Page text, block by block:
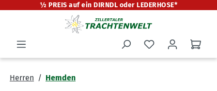
springen
½ PREIS auf ein DIRNDL oder LEDERHOSE*
Herren Hemden